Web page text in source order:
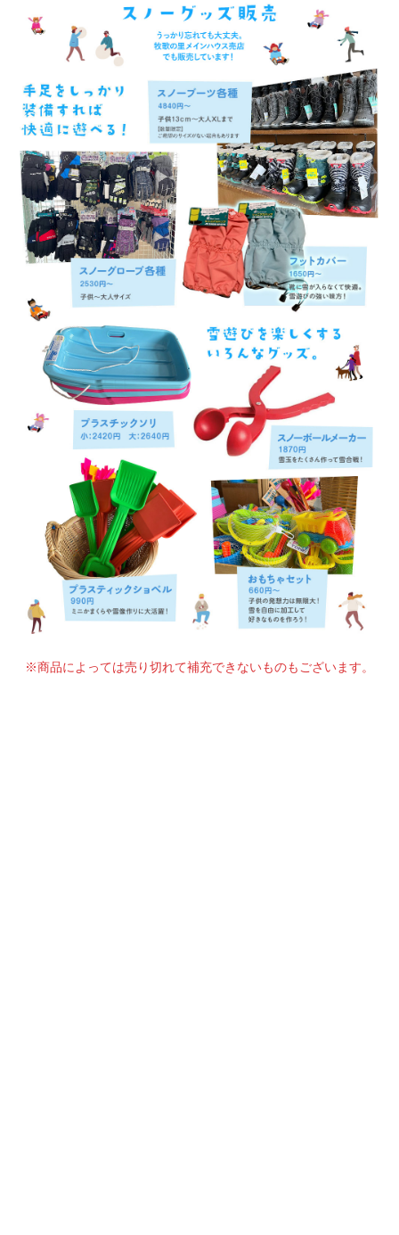
※商品によっては売り切れて補充できないものもございます。